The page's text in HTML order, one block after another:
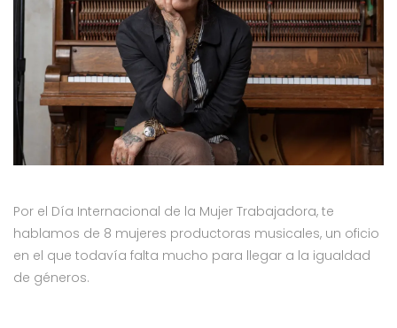
Por el Día Internacional de la Mujer Trabajadora, te
hablamos de 8 mujeres productoras musicales, un oficio
en el que todavía falta mucho para llegar a la igualdad
de géneros.